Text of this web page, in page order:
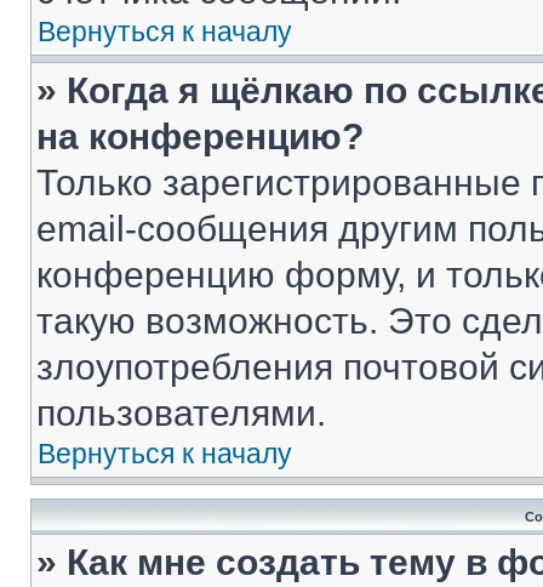
Вернуться к началу
» Когда я щёлкаю по
на конференцию?
Только зарегистрированные
email-сообщения другим
конференцию форму, и
такую возможность. Это
злоупотребления почтовой
пользователями.
Вернуться к началу
» Как мне создать тему в